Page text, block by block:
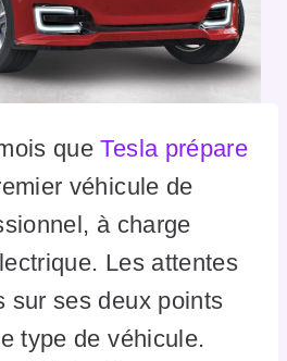
queTesla prépare
véhicule de
à charge
Les attentes
sur ses deux points
type de véhicule.